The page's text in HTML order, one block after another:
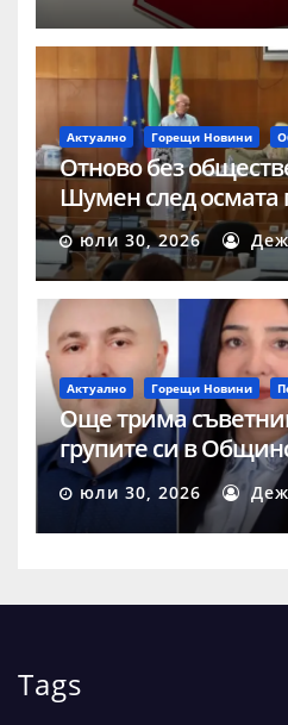
Актуално Горещи Новини
Отново без
Шумен след осмата
юли 30, 2026
Актуално Горещи Новини
Още трима
групите си в
Шумен
юли 30, 2026
Tags